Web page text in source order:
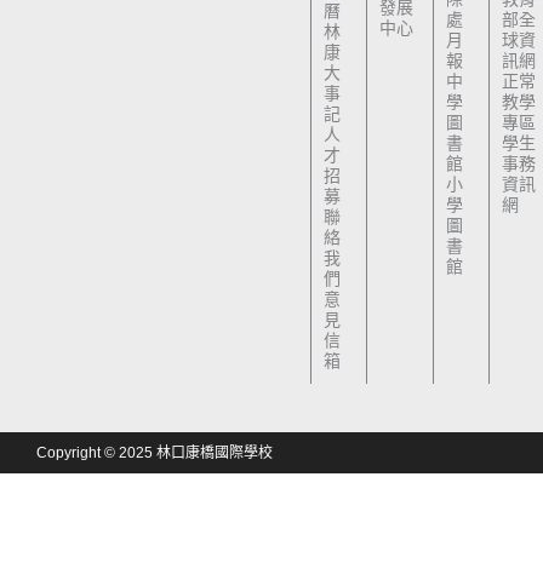
曆
林
康
大
事
記
人
才
招
募
聯
絡
我
們
意
見
信
箱
發展
中心
處
月
報
中
學
圖
書
館
小
學
圖
書
館
部全
球資
訊網
正常
教學
專區
學生
事務
資訊
網
Copyright © 2025 林口康橋國際學校